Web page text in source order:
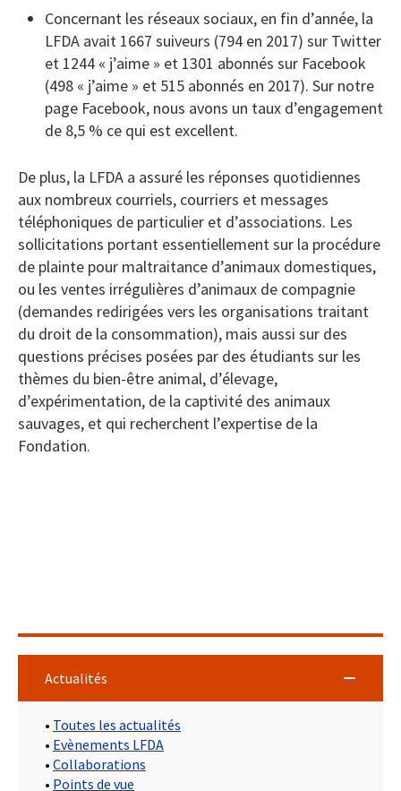
Concernant les réseaux sociaux, en fin d’année, la
LFDA avait 1667 suiveurs (794 en 2017) sur Twitter
et 1244 « j’aime » et 1301 abonnés sur Facebook
(498 « j’aime » et 515 abonnés en 2017). Sur notre
page Facebook, nous avons un taux d’engagement
de 8,5 % ce qui est excellent.
De plus, la LFDA a assuré les réponses quotidiennes
aux nombreux courriels, courriers et messages
téléphoniques de particulier et d’associations. Les
sollicitations portant essentiellement sur la procédure
de plainte pour maltraitance d’animaux domestiques,
ou les ventes irrégulières d’animaux de compagnie
(demandes redirigées vers les organisations traitant
du droit de la consommation), mais aussi sur des
questions précises posées par des étudiants sur les
thèmes du bien-être animal, d’élevage,
d’expérimentation, de la captivité des animaux
sauvages, et qui recherchent l’expertise de la
Fondation.
Actualités
• Toutes les actualités
• Evènements LFDA
• Collaborations
• Points de vue